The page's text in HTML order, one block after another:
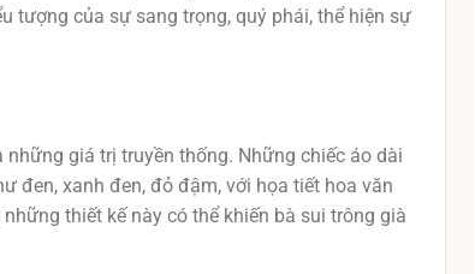
tượng của sự sang trọng, quý phái, thể hiện sự
giá trị truyền thống. Những chiếc áo dài
đen, xanh đen, đỏ đậm, với họa tiết hoa văn
thiết kế này có thể khiến bà sui trông già